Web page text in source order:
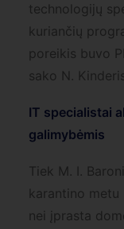
technologijų
kuriančių
poreikis buvo
sako N.
IT specialistai
galimybėmis
Tiek M. I.
karantino
nei įprasta